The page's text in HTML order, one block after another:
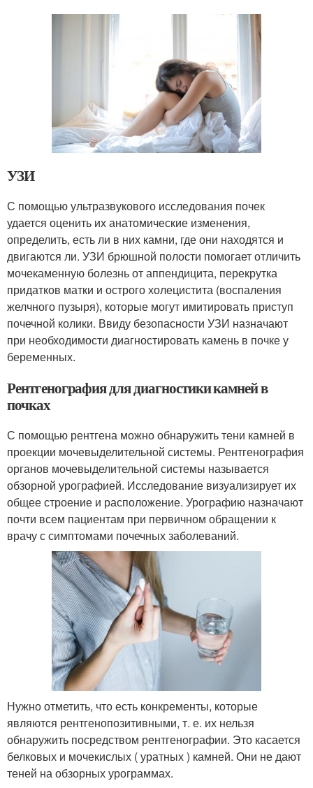
УЗИ
С помощью ультразвукового исследования почек
удается оценить их анатомические изменения,
определить, есть ли в них камни, где они находятся и
двигаются ли. УЗИ брюшной полости помогает отличить
мочекаменную болезнь от аппендицита, перекрутка
придатков матки и острого холецистита (воспаления
желчного пузыря), которые могут имитировать приступ
почечной колики. Ввиду безопасности УЗИ назначают
при необходимости диагностировать камень в почке у
беременных.
Рентгенография для диагностики камней в
почках
С помощью рентгена можно обнаружить тени камней в
проекции мочевыделительной системы. Рентгенография
органов мочевыделительной системы называется
обзорной урографией. Исследование визуализирует их
общее строение и расположение. Урографию назначают
почти всем пациентам при первичном обращении к
врачу с симптомами почечных заболеваний.
Нужно отметить, что есть конкременты, которые
являются рентгенопозитивными, т. е. их нельзя
обнаружить посредством рентгенографии. Это касается
белковых и мочекислых ( уратных ) камней. Они не дают
теней на обзорных урограммах.